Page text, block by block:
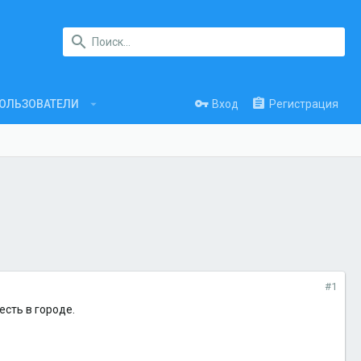
Вход Регистрация
#1
в городе.